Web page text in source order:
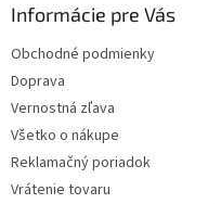
Informácie pre Vás
Obchodné podmienky
Doprava
Vernostná zľava
Všetko o nákupe
Reklamačný poriadok
Vrátenie tovaru